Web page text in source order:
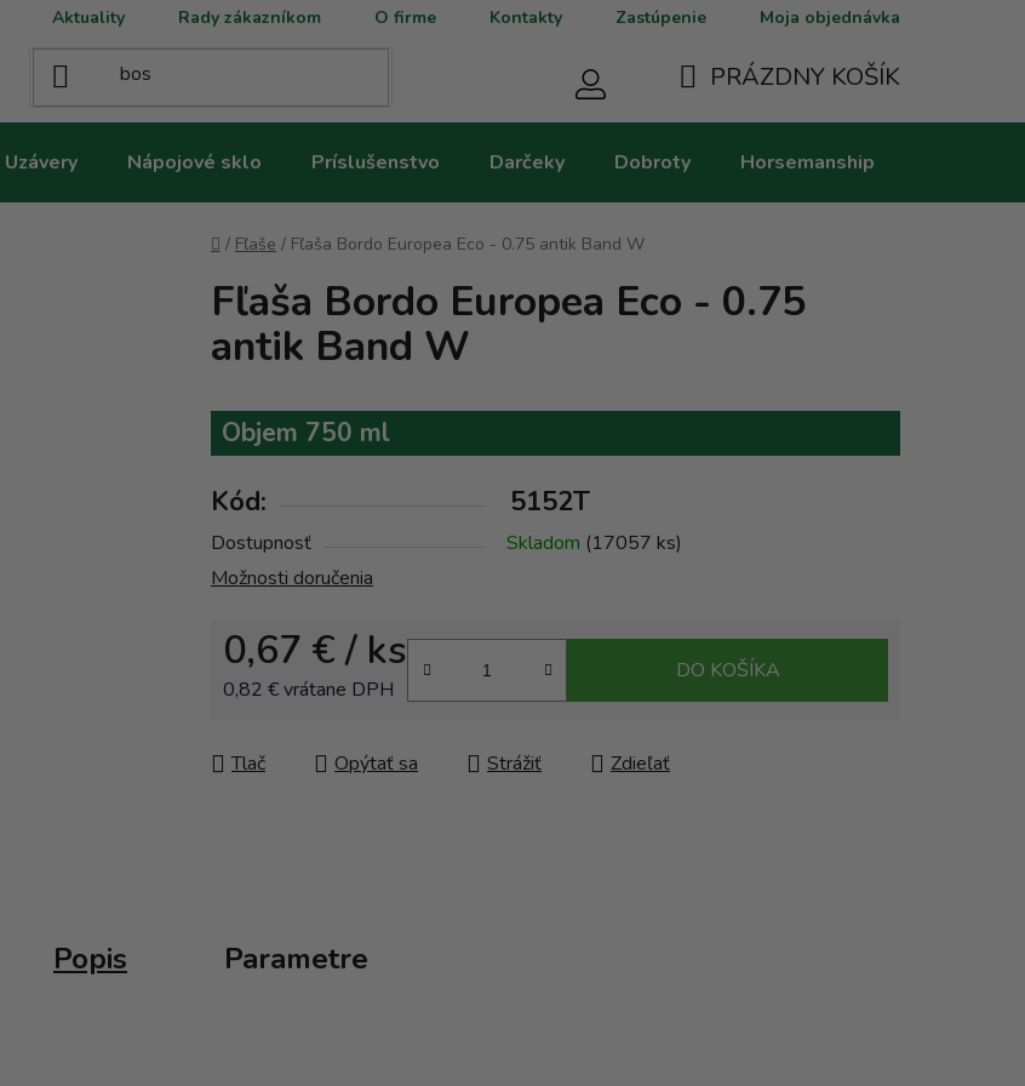
Aktuality Rady zákazníkom O firme Kontakty Zastúpenie Moja objednávka
KOŠÍK
PRÁZDNY KOŠÍK
Uzávery Nápojové sklo Príslušenstvo Darčeky Dobroty Horsemanship
Domov
/ Fľaše / Fľaša Bordo Europea Eco - 0.75 antik Band W
Fľaša Bordo Europea Eco - 0.75
antik Band W
Objem 750 ml
Kód: 5152T
Dostupnosť Skladom (17057 ks)
Možnosti doručenia
0,67 €/ ks
0,82 € vrátane DPH
DO KOŠÍKA
Tlač Opýtať sa Strážiť Zdieľať
Popis Parametre